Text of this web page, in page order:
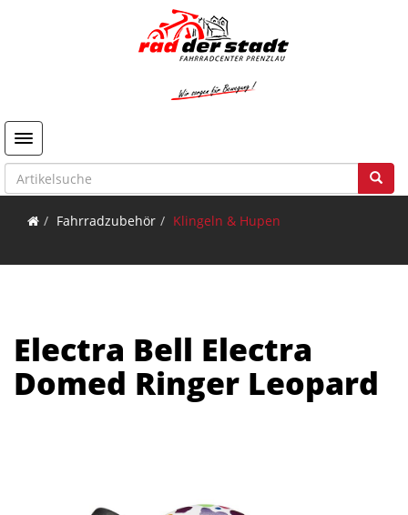
Toggle navigation
Fahrradzubehör Klingeln & Hupen
Electra Bell Electra
Domed Ringer Leopard